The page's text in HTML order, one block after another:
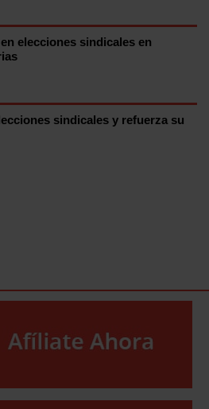
elecciones sindicales en
sindicales y refuerza su